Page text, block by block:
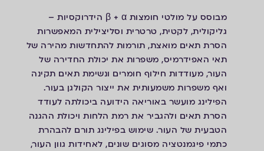
מבוסס על מולטי חומצות β + α הידרוקסיות –
גליקולית, לקטית, טרטרית וסליצילית המאפשרות
הסרת תאים מואצת, תורמות להתחדשות מהירה של
תאי האפידרמיס, משפרות את יכולת החדירה של
העור, מעודדות חילוף חומרים ונשימת תאים תקינה
ואף משפרות משמעותית את ייצור הקולגן בעור.
הפילינג מועשר באוריאה הידועה ביכולתה לעודד
הסרת תאים ולהגביר את רמת הלחות ויכולת ההגנה
הטבעית של העור. שימוש בפילינג תורם להבהרת
כתמי פיגמנטציה מסוגים שונים, לאחידות גוון העור,